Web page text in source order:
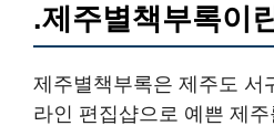
.제주별책부록이
제주별책부록은 제주도 서
라인 편집샵으로 예쁜 제